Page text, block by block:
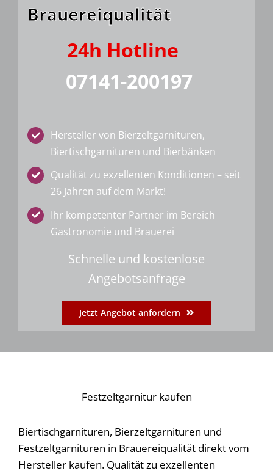
Brauereiqualität
24h Hotline
07141-200197
Hersteller von Bierzeltgarnituren,
Biertischgarnituren und Bierbänken
Qualität zu exzellenten Konditionen – seit
26 Jahren auf dem Markt!
Ihr kompetenter Partner im Bereich
Gastronomie und Brauerei
Schnelle und kostenlose
Angebotsanfrage
Jetzt Angebot anfordern
Festzeltgarnitur kaufen
Biertischgarnituren, Bierzeltgarnituren und
Festzeltgarnituren in Brauereiqualität direkt vom
Hersteller kaufen. Qualität zu exzellenten